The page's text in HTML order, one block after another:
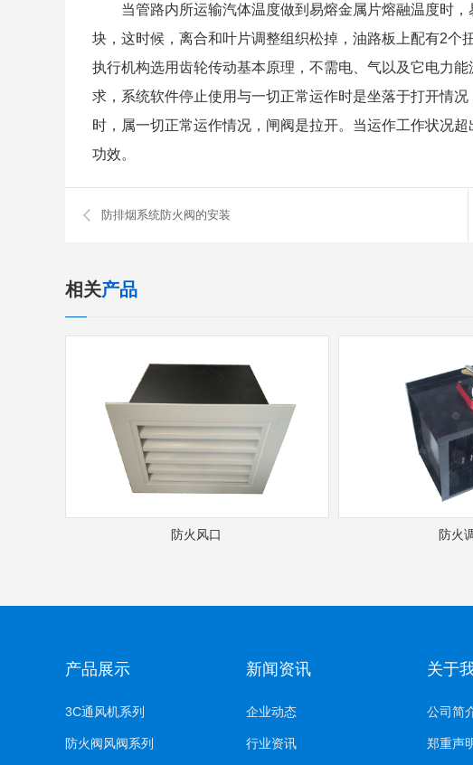
当管路内所运输汽体温度做到易熔金属片熔融温度时，
块，这时候，离合和叶片调整组织松掉，油路板上配有2个
执行机构选用齿轮传动基本原理，不需电、气以及它电力
求，系统软件停止使用与一切正常运作时是坐落于打开情
时，属一切正常运作情况，闸阀是拉开。当运作工作状况
功效。
防排烟系统防火阀的安装
相关产品
防火风口 防火
产品展示
3C通风机系列
防火阀风阀系列
新闻资讯
企业动态
行业资讯
关于
公司简
郑重声